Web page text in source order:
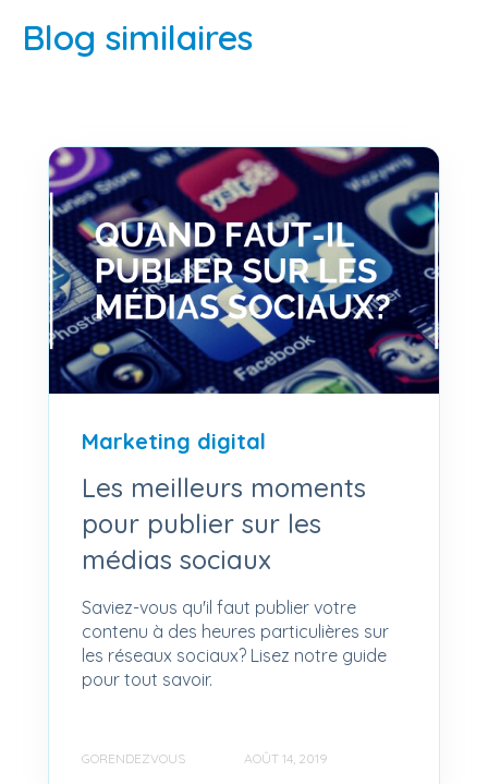
Blog similaires
Marketing digital
Les meilleurs moments
pour publier sur les
médias sociaux
Saviez-vous qu'il faut publier votre
contenu à des heures particulières sur
les réseaux sociaux? Lisez notre guide
pour tout savoir.
GORENDEZVOUS AOÛT 14, 2019